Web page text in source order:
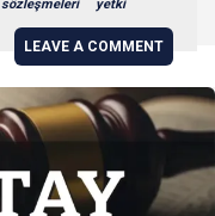
sözleşmeleri yetki
LEAVE A COMMENT